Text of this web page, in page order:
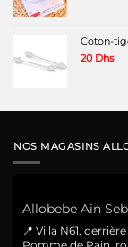
Coton-
20 Dhs
NOS MAGASINS
Allobebe Ain
📍 Villa N61,